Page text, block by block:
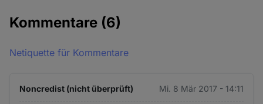
Kommentare (6)
Netiquette für Kommentare
Noncredist (nicht überprüft) Mi. 8 Mär 2017 - 14:11